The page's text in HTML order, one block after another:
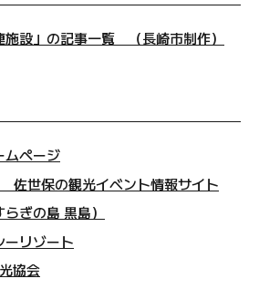
施設」の記事一覧 （長崎市制作）
ムページ
佐世保の観光イベント情報サイト
ぎの島 黒島）
ーリゾート
協会